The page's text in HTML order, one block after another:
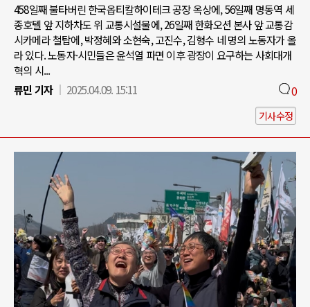
458일째 불타버린 한국옵티칼하이테크 공장 옥상에, 56일째 명동역 세
종호텔 앞 지하차도 위 교통시설물에, 26일째 한화오션 본사 앞 교통감
시카메라 철탑에, 박정혜와 소현숙, 고진수, 김형수 네 명의 노동자가 올
라 있다. 노동자·시민들은 윤석열 파면 이후 광장이 요구하는 사회대개
혁의 시...
류민 기자
2025.04.09. 15:11 0
기사수정